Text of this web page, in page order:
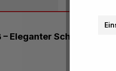
Eleganter Schutz für